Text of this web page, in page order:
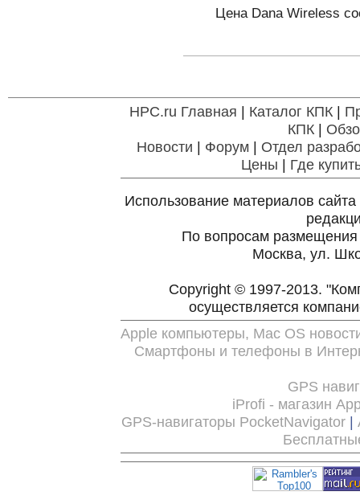
Цена Dana Wireless
HPC.ru Главная | Каталог КПК|
КПК|
Новости | Форум | Отдел
Цены | Где
Использование материалов
По вопросам
Москва, ул.
Copyright © 1997-2013.
осуществляется
Apple компьютеры, Mac OS
Смартфоны и телефоны в
GPS
iProfi - магазин
GPS-навигаторы PocketNavigator |